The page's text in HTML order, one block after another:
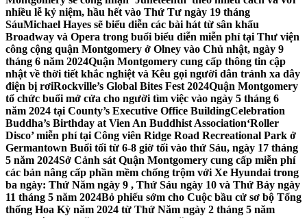
nhiều lễ kỷ niệm, hầu hết vào Thứ Tư ngày 19 tháng
SáuMichael Hayes sẽ biểu diễn các bài hát từ sân khấu
Broadway và Opera trong buổi biểu diễn miễn phí tại Thư viện
công cộng quận Montgomery ở Olney vào Chủ nhật, ngày 9
tháng 6 năm 2024Quận Montgomery cung cấp thông tin cập
nhật về thời tiết khắc nghiệt và Kêu gọi người dân tránh xa dây
điện bị rơiRockville’s Global Bites Fest 2024Quận Montgomery
tổ chức buổi mở cửa cho người tìm việc vào ngày 5 tháng 6
năm 2024 tại County’s Executive Office BuildingCelebration
Buddha’s Birthday at Vien An Buddhist Association‘Roller
Disco’ miễn phí tại Công viên Ridge Road Recreational Park ở
Germantown Buổi tối từ 6-8 giờ tối vào thứ Sáu, ngày 17 tháng
5 năm 2024Sở Cảnh sát Quận Montgomery cung cấp miễn phí
các bản nâng cấp phần mềm chống trộm với Xe Hyundai trong
ba ngày: Thứ Năm ngày 9 , Thứ Sáu ngày 10 và Thứ Bảy ngày
11 tháng 5 năm 2024Bỏ phiếu sớm cho Cuộc bầu cử sơ bộ Tổng
thống Hoa Kỳ năm 2024 từ Thứ Năm ngày 2 tháng 5 năm